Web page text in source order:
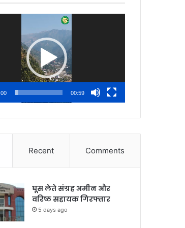
00:59
Recent Comments
घूस लेते संग्रह अमीन और
वरिष्ठ सहायक गिरफ्तार
5 days ago